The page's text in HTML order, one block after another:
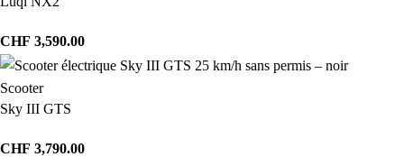
CHF 3,590.00
Scooter
Sky III GTS
CHF 3,790.00